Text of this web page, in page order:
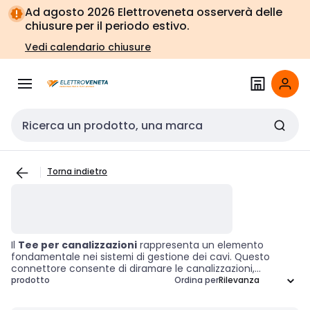
Vai alla
navigazione
Vai
alla
pagina
Ad agosto 2026 Elettroveneta osserverà delle
chiusure per il periodo estivo.
Vedi calendario chiusure
Cerca input
Torna indietro
Il Tee per canalizzazioni rappresenta un elemento
fondamentale nei sistemi di gestione dei cavi. Questo
connettore consente di diramare le canalizzazioni,
facilitando la distribuzione dei cavi in diverse direzioni. La
prodotto Ordina per